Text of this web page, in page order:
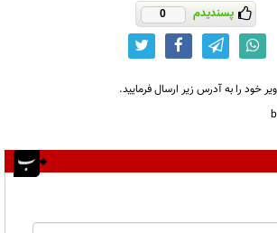
پسندیدم 0
خود را به آدرس زیر ارسال فرمایید.